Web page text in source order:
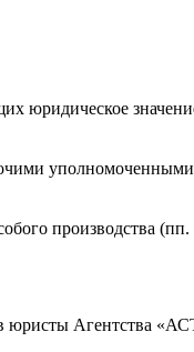
юридическое
производства
юристы Агентства